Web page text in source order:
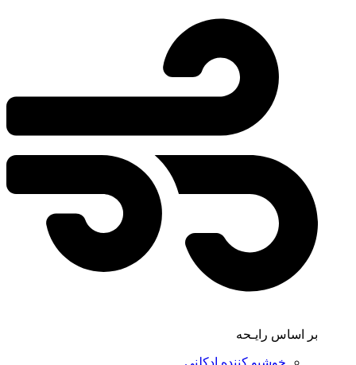
بر اساس رایـحه
خوشبو کننده ادکلنی